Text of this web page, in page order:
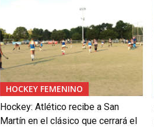
HOCKEY FEMENINO
Hockey: Atlético recibe a San
Martín en el clásico que cerrará el